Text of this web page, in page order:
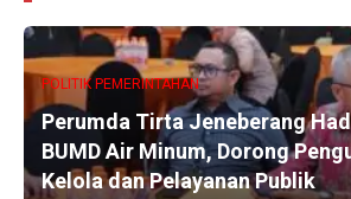
POLITIK PEMERINTAHAN
Perumda Tirta Jeneberang
BUMD Air Minum, Dorong
Kelola dan Pelayanan Publik